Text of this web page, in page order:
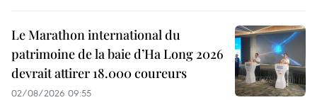
Le Marathon international du
patrimoine de la baie d’Ha Long 2026
devrait attirer 18.000 coureurs
02/08/2026 09:55